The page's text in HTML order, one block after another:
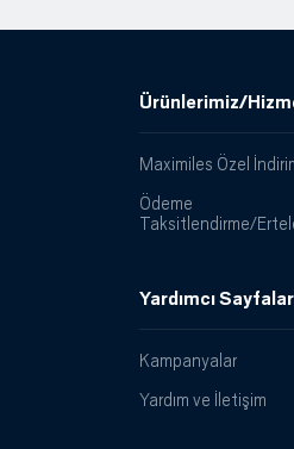
Ürünlerimiz/
Maximiles Özel
Ödeme
Taksitlendirme/
Yardımcı Sayfalar
Kampanyalar
Yardım ve İletişim